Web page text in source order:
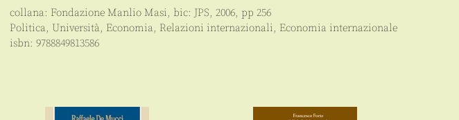
collana: Fondazione Manlio Masi, bic: JPS, 2006, pp 256
Politica, Università, Economia, Relazioni internazionali, Economia internazionale
isbn: 9788849813586